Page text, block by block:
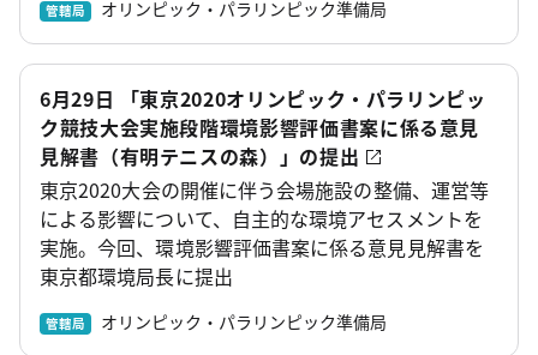
管轄局 オリンピック・パラリンピック準備局
6月29日 「東京2020オリンピック・パラリンピッ
ク競技大会実施段階環境影響評価書案に係る意見
見解書（有明テニスの森）」の提出
東京2020大会の開催に伴う会場施設の整備、運営等
による影響について、自主的な環境アセスメントを
実施。今回、環境影響評価書案に係る意見見解書を
東京都環境局長に提出
管轄局 オリンピック・パラリンピック準備局